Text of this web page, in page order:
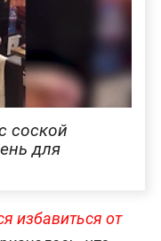
соской
для
избавиться от